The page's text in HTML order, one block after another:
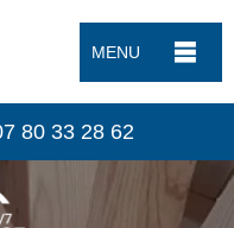
MENU
80 33 28 62